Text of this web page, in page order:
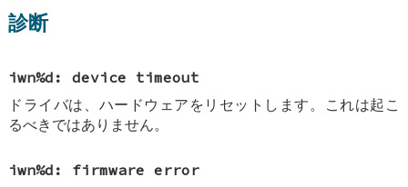
診断
iwn%d: device timeout
ドライバは、ハードウェアをリセットします。これは起こ
るべきではありません。
iwn%d: firmware error